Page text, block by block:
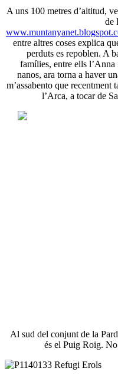
A uns 100 metres d’altitud,
de
entre altres coses explica
perduts es repoblen. A
famílies, entre ells
nanos, ara torna a haver
m’assabento que recentment
l’Arca, a tocar de
Al sud del conjunt de la
és el Puig Roig.